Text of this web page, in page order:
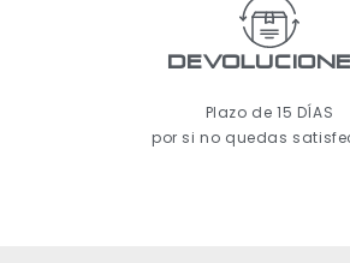
Plazo de 15 DÍAS
por si no quedas